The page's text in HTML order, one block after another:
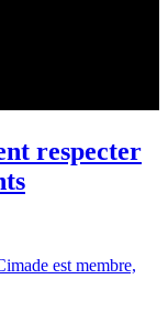
respecter
est membre,